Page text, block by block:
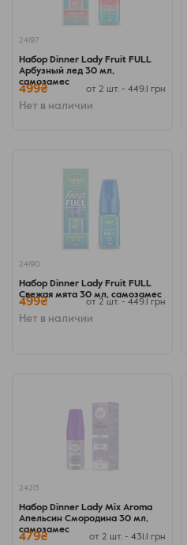
24197
Набор Dinner Lady Fruit FULL
Арбузный лед 30 мл,
самозамес
499₴ от 2 шт. - 449.1 грн
Нет в наличии
24190
Набор Dinner Lady Fruit FULL
Свежая мята 30 мл, самозамес
499₴ от 2 шт. - 449.1 грн
Нет в наличии
24213
Набор Dinner Lady Mix Aroma
Апельсин Cмородина 30 мл,
самозамес
479₴ от 2 шт. - 431.1 грн